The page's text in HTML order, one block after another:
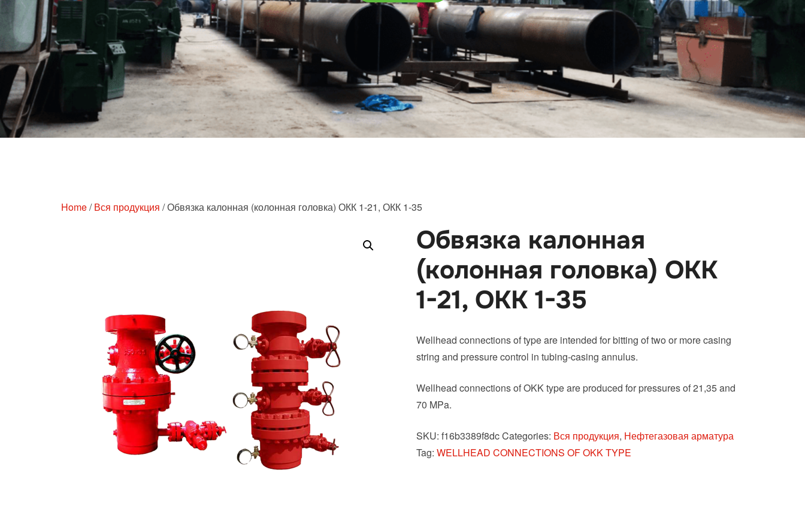
Home/Вся продукция / Обвязка калонная (колонная головка) ОКК 1-21, ОКК 1-35
Обвязка калонная
(колонная головка) ОКК
1-21, ОКК 1-35
Wellhead connections of type are intended for bitting of two or more casing
string and pressure control in tubing-casing annulus.
Wellhead connections of OKK type are produced for pressures of 21,35 and
70 MPa.
SKU: f16b3389f8dcCategories: Вся продукция, Нефтегазовая арматура
Tag: WELLHEAD CONNECTIONS OF OKK TYPE